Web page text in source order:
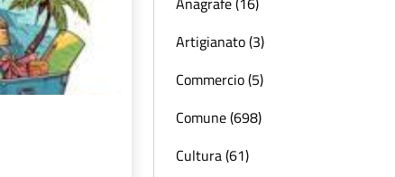
Artigianato (3)
Commercio (5)
Comune (698)
Cultura (61)